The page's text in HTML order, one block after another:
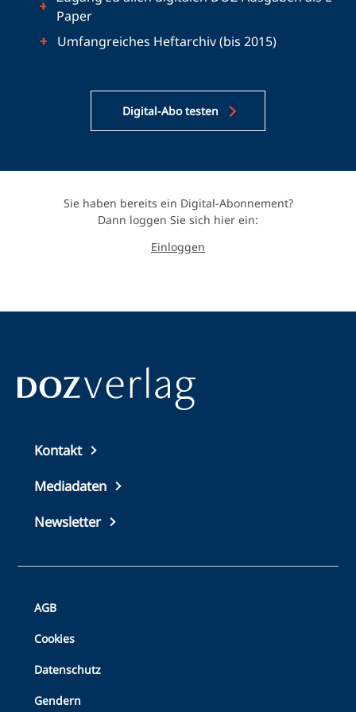
Paper
Umfangreiches Heftarchiv (bis 2015)
Digital-Abo testen
Sie haben bereits ein Digital-Abonnement?
Dann loggen Sie sich hier ein:
Einloggen
Top
footer
Kontakt
Mediadaten
Newsletter
Bottom
Footer
AGB
Cookies
Datenschutz
Gendern